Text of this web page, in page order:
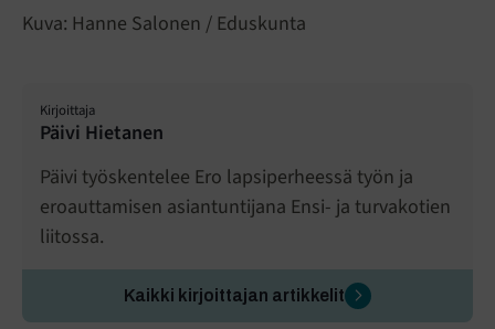
Kuva: Hanne Salonen / Eduskunta
Kirjoittaja
Päivi Hietanen
Päivi työskentelee Ero lapsiperheessä työn ja
eroauttamisen asiantuntijana Ensi- ja turvakotien
liitossa.
Kaikki kirjoittajan artikkelit